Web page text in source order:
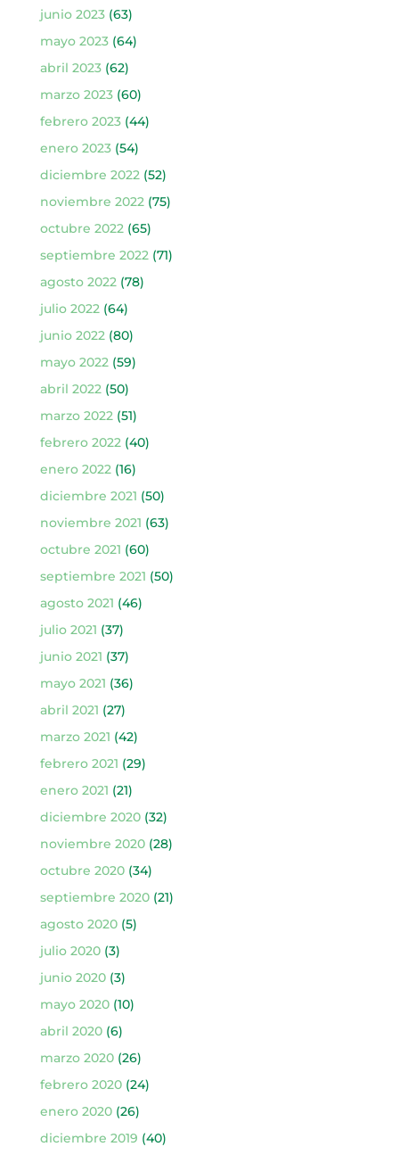
junio 2023(63)
mayo 2023(64)
abril 2023(62)
marzo 2023(60)
febrero 2023(44)
enero 2023(54)
diciembre 2022(52)
noviembre 2022(75)
octubre 2022(65)
septiembre 2022(71)
agosto 2022(78)
julio 2022(64)
junio 2022(80)
mayo 2022(59)
abril 2022(50)
marzo 2022(51)
febrero 2022(40)
enero 2022(16)
diciembre 2021 (50)
noviembre 2021 (63)
octubre 2021 (60)
septiembre 2021 (50)
agosto 2021 (46)
julio 2021 (37)
junio 2021 (37)
mayo 2021 (36)
abril 2021 (27)
marzo 2021 (42)
febrero 2021 (29)
enero 2021 (21)
diciembre 2020(32)
noviembre 2020(28)
octubre 2020(34)
septiembre 2020(21)
agosto 2020(5)
julio 2020(3)
junio 2020(3)
mayo 2020(10)
abril 2020(6)
marzo 2020(26)
febrero 2020(24)
enero 2020(26)
diciembre 2019 (40)